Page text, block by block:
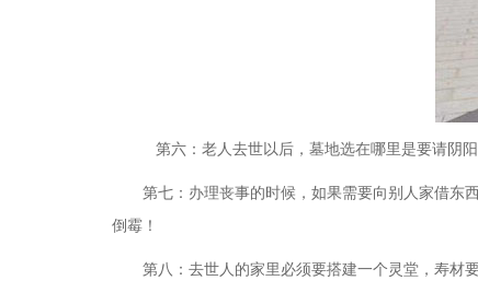
第六：老人去世以后，墓地选在哪里是要请阴阳
第七：办理丧事的时候，如果需要向别人家借东
倒霉！
第八：去世人的家里必须要搭建一个灵堂，寿材